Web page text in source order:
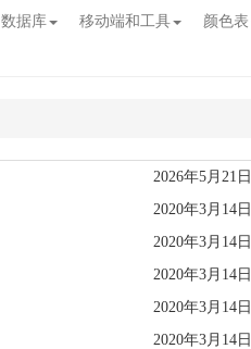
数据库 移动端和工具 颜色表
2026年5月21日
2020年3月14日
2020年3月14日
2020年3月14日
2020年3月14日
2020年3月14日